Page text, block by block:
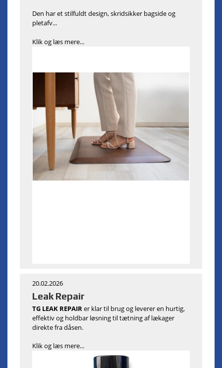
Den har et stilfuldt design, skridsikker bagside og
pletafv...
Klik og læs mere...
20.02.2026
Leak Repair
TG LEAK REPAIRer klar til brug og leverer en hurtig,
effektiv og holdbar løsning til tætning af lækager
direkte fra dåsen.
Klik og læs mere...